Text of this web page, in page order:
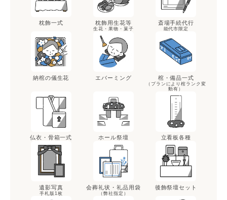
枕飾一式 枕飾用生花等
生花・果物・菓子
斎場手続代行
能代市限定
納棺の儀生花 エバーミング 棺・備品一式
（プランにより棺ランク変
動有）
仏衣・骨箱一式 ホール祭壇 立看板各種
遺影写真
手札版1枚
会葬礼状・礼品用袋
（弊社指定）
後飾祭壇セット